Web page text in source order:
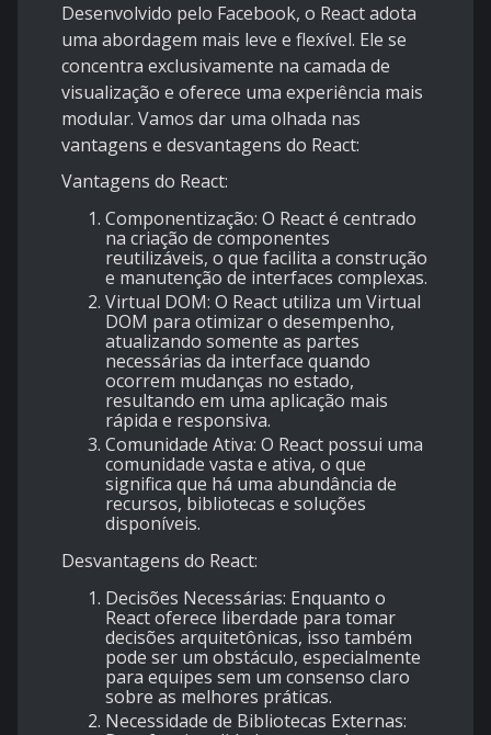
Desenvolvido pelo Facebook, o React adota
uma abordagem mais leve e flexível. Ele se
concentra exclusivamente na camada de
visualização e oferece uma experiência mais
modular. Vamos dar uma olhada nas
vantagens e desvantagens do React:
Vantagens do React:
Componentização: O React é centrado
na criação de componentes
reutilizáveis, o que facilita a construção
e manutenção de interfaces complexas.
Virtual DOM: O React utiliza um Virtual
DOM para otimizar o desempenho,
atualizando somente as partes
necessárias da interface quando
ocorrem mudanças no estado,
resultando em uma aplicação mais
rápida e responsiva.
Comunidade Ativa: O React possui uma
comunidade vasta e ativa, o que
significa que há uma abundância de
recursos, bibliotecas e soluções
disponíveis.
Desvantagens do React:
Decisões Necessárias: Enquanto o
React oferece liberdade para tomar
decisões arquitetônicas, isso também
pode ser um obstáculo, especialmente
para equipes sem um consenso claro
sobre as melhores práticas.
Necessidade de Bibliotecas Externas: